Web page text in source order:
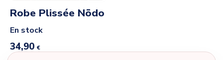
Robe Plissée Nōdo
En stock
34,90 €